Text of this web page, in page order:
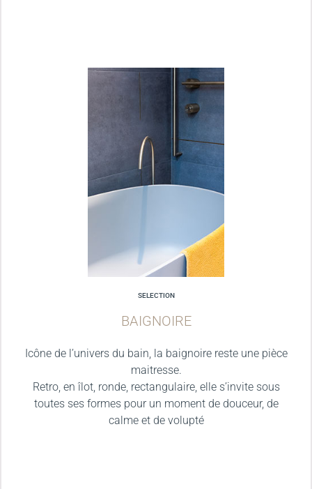
SELECTION
BAIGNOIRE
Icône de l’univers du bain, la baignoire reste une pièce
maitresse.
Retro, en îlot, ronde, rectangulaire, elle s’invite sous
toutes ses formes pour un moment de douceur, de
calme et de volupté